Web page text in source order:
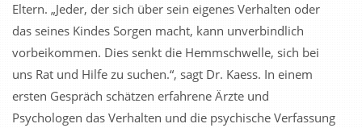
Eltern. „Jeder, der sich über sein eigenes Verhalten oder
das seines Kindes Sorgen macht, kann unverbindlich
vorbeikommen. Dies senkt die Hemmschwelle, sich bei
uns Rat und Hilfe zu suchen.“, sagt Dr. Kaess. In einem
ersten Gespräch schätzen erfahrene Ärzte und
Psychologen das Verhalten und die psychische Verfassung